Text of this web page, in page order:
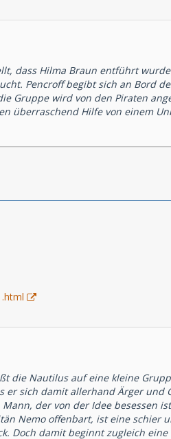
dass Hilma Braun entführt
Pencroff begibt sich an Bord
Gruppe wird von den Piraten
überraschend Hilfe von einem
die Nautilus auf eine kleine
er sich damit allerhand Ärger und
der von der Idee besessen
Nemo offenbart, ist eine schier
Doch damit beginnt zugleich